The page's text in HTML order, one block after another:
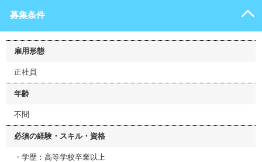
募集条件
雇用形態
正社員
年齢
不問
必須の経験・スキル・資格
・学歴：高等学校卒業以上